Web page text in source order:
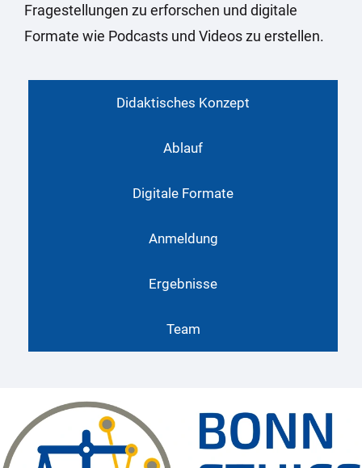
Fragestellungen zu erforschen und digitale
Formate wie Podcasts und Videos zu erstellen.
Didaktisches Konzept
Ablauf
Digitale Formate
Anmeldung
Ergebnisse
Team